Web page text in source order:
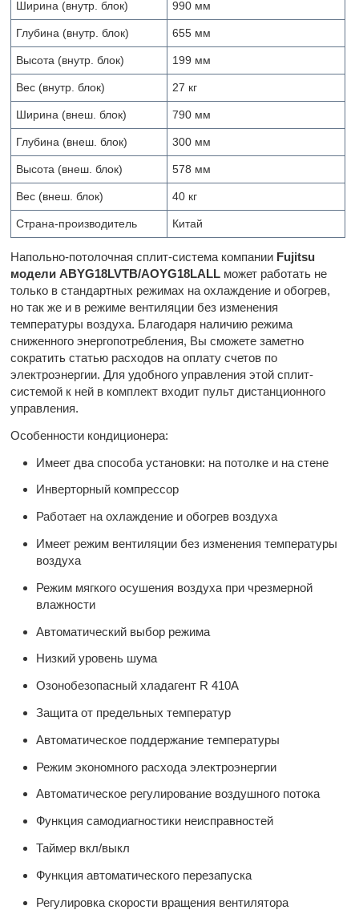
Ширина (внутр. блок) 990 мм
Глубина (внутр. блок) 655 мм
Высота (внутр. блок) 199 мм
Вес (внутр. блок) 27 кг
Ширина (внеш. блок) 790 мм
Глубина (внеш. блок) 300 мм
Высота (внеш. блок) 578 мм
Вес (внеш. блок) 40 кг
Страна-производитель Китай
Напольно-потолочная сплит-система компании Fujitsu
модели ABYG18LVTB/AOYG18LALLможет работать не
только в стандартных режимах на охлаждение и обогрев,
но так же и в режиме вентиляции без изменения
температуры воздуха. Благодаря наличию режима
сниженного энергопотребления, Вы сможете заметно
сократить статью расходов на оплату счетов по
электроэнергии. Для удобного управления этой сплит-
системой к ней в комплект входит пульт дистанционного
управления.
Особенности кондиционера:
Имеет два способа установки: на потолке и на стене
Инверторный компрессор
Работает на охлаждение и обогрев воздуха
Имеет режим вентиляции без изменения температуры
воздуха
Режим мягкого осушения воздуха при чрезмерной
влажности
Автоматический выбор режима
Низкий уровень шума
Озонобезопасный хладагент R 410A
Защита от предельных температур
Автоматическое поддержание температуры
Режим экономного расхода электроэнергии
Автоматическое регулирование воздушного потока
Функция самодиагностики неисправностей
Таймер вкл/выкл
Функция автоматического перезапуска
Регулировка скорости вращения вентилятора